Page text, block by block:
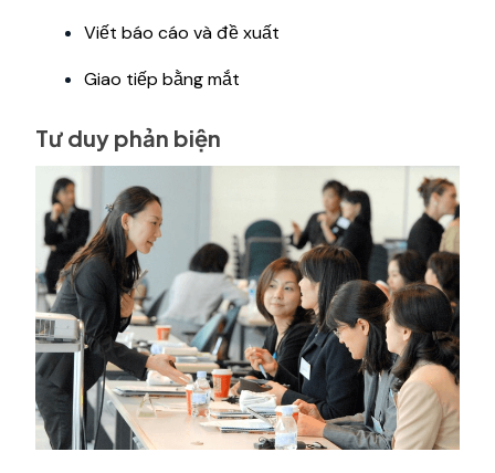
Viết báo cáo và đề xuất
Giao tiếp bằng mắt
Tư duy phản biện